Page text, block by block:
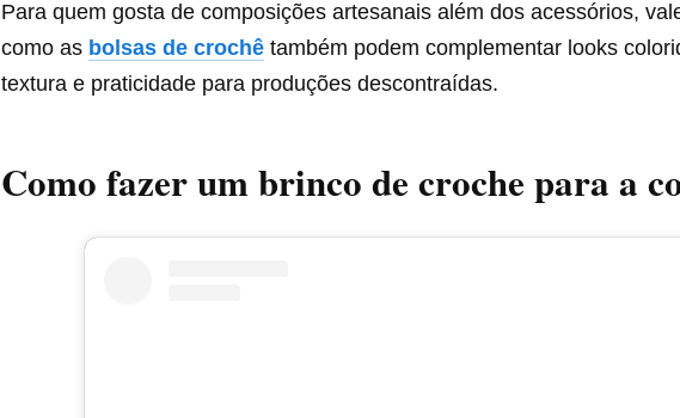
Para quem gosta de composições artesanais além dos acessórios,
como as bolsas de crochê também podem complementar looks
textura e praticidade para produções descontraídas.
Como fazer um brinco de croche para a